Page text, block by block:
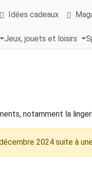
Idées cadeaux
Jeux, jouets et loisirs
notamment la
2024 suite à